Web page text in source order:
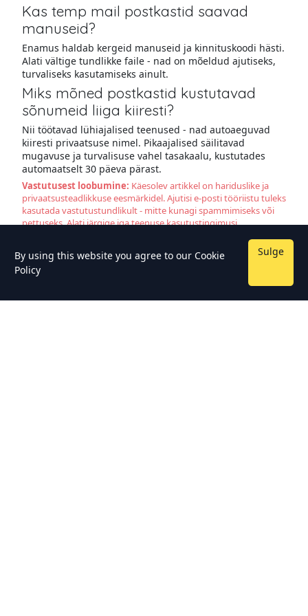
Kas temp mail postkastid saavad
manuseid?
Enamus haldab kergeid manuseid ja kinnituskoodi hästi.
Alati vältige tundlikke faile - nad on mõeldud ajutiseks,
turvaliseks kasutamiseks ainult.
Miks mõned postkastid kustutavad
sõnumeid liiga kiiresti?
Nii töötavad lühiajalised teenused - nad autoaeguvad
kiiresti privaatsuse nimel. Pikaajalised säilitavad
mugavuse ja turvalisuse vahel tasakaalu, kustutades
automaatselt 30 päeva pärast.
Vastutusest loobumine: Käesolev artikkel on hariduslike ja
privaatsusteadlikkuse eesmärkidel. Ajutisi e-posti tööriistu tuleks
kasutada vastutustundlikult - mitte kunagi spammimiseks või
pettuseks. Alati järgige iga teenuse kasutustingimusi.
By using this website you agree to our Cookie
Policy
Sulge